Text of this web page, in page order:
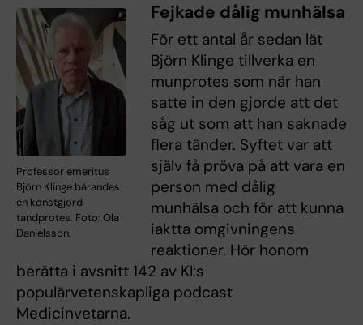
Professor emeritus
Björn Klinge bärandes
en konstgjord
tandprotes. Foto: Ola
Danielsson.
Fejkade dålig munhälsa
För ett antal år sedan lät
Björn Klinge tillverka en
munprotes som när han
satte in den gjorde att det
såg ut som att han saknade
flera tänder. Syftet var att
själv få pröva på att vara en
person med dålig
munhälsa och för att kunna
iaktta omgivningens
reaktioner. Hör honom
berätta i avsnitt 142 av KI:s
populärvetenskapliga podcast
Medicinvetarna.